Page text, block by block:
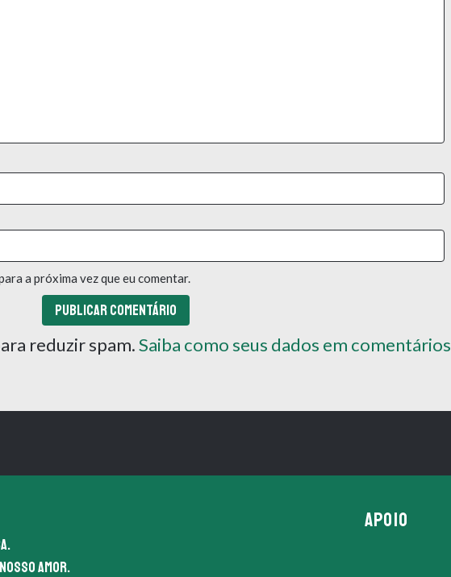
a próxima vez que eu comentar.
reduzir spam.Saiba como seus dados em comentários
amor.
APOIO